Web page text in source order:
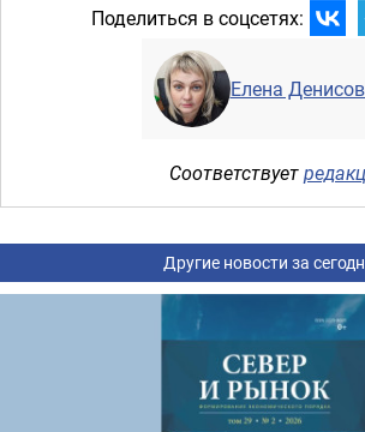
Поделиться в соцсетях:
Елена
Соответствует
Другие новости за